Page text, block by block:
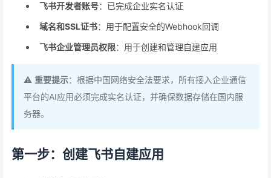
飞书开发者账号：已完成企业实名认证
域名和SSL证书：用于配置安全的Webhook回调
飞书企业管理员权限：用于创建和管理自建应用
⚠️ 重要提示：根据中国网络安全法要求，所有接入企业通信
平台的AI应用必须完成实名认证，并确保数据存储在国内服
务器。
第一步：创建飞书自建应用